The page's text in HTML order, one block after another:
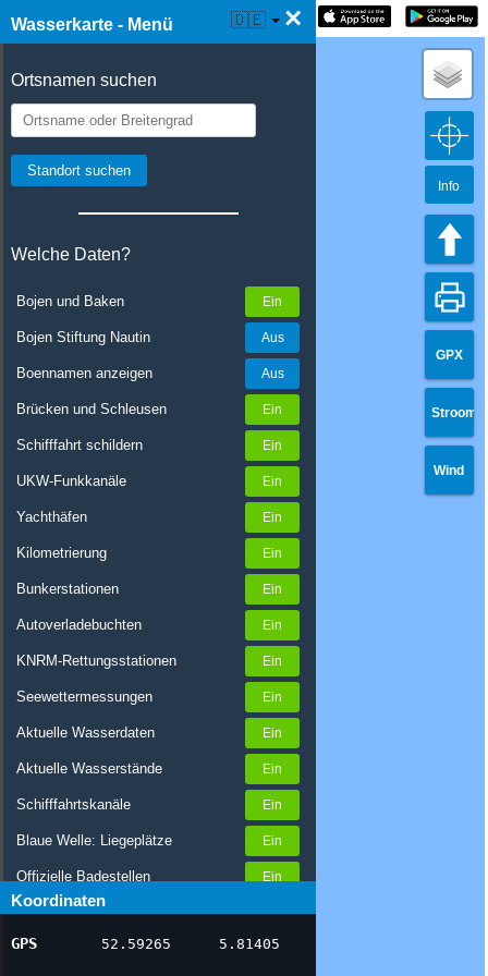
Wasserkarte - Menü ×
Ortsnamen suchen
Welche Daten?
Bojen und Baken
Bojen Stiftung Nautin
Boennamen anzeigen
Brücken und Schleusen
Schifffahrt schildern
UKW-Funkkanäle
Yachthäfen
Kilometrierung
Bunkerstationen
Autoverladebuchten
KNRM-Rettungsstationen
Seewettermessungen
Aktuelle Wasserdaten
Aktuelle Wasserstände
Schifffahrtskanäle
Blaue Welle: Liegeplätze
Offizielle Badestellen
Nachrichten Binnenschifffahrt
AIS-Schiffspositionen
Koordinaten
GPS 52.59265 5.81405
☰ Wasserkarte Live 🇩🇪
GPX
Stroom
Wind
Info